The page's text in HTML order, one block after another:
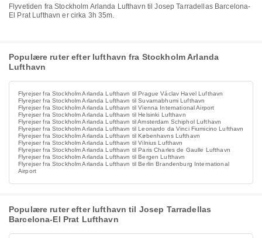
Flyvetiden fra Stockholm Arlanda Lufthavn til Josep Tarradellas Barcelona-
El Prat Lufthavn er cirka 3h 35m.
Populære ruter efter lufthavn fra Stockholm Arlanda
Lufthavn
Flyrejser fra Stockholm Arlanda Lufthavn til Prague Václav Havel Lufthavn
Flyrejser fra Stockholm Arlanda Lufthavn til Suvarnabhumi Lufthavn
Flyrejser fra Stockholm Arlanda Lufthavn til Vienna International Airport
Flyrejser fra Stockholm Arlanda Lufthavn til Helsinki Lufthavn
Flyrejser fra Stockholm Arlanda Lufthavn til Amsterdam Schiphol Lufthavn
Flyrejser fra Stockholm Arlanda Lufthavn til Leonardo da Vinci Fiumicino Lufthavn
Flyrejser fra Stockholm Arlanda Lufthavn til Københavns Lufthavn
Flyrejser fra Stockholm Arlanda Lufthavn til Vilnius Lufthavn
Flyrejser fra Stockholm Arlanda Lufthavn til Paris Charles de Gaulle Lufthavn
Flyrejser fra Stockholm Arlanda Lufthavn til Bergen Lufthavn
Flyrejser fra Stockholm Arlanda Lufthavn til Berlin Brandenburg International
Airport
Populære ruter efter lufthavn til Josep Tarradellas
Barcelona-El Prat Lufthavn